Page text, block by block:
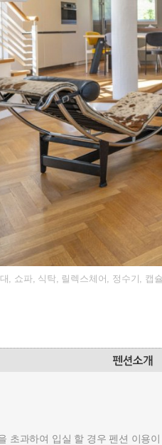
, 쇼파, 식탁, 릴렉스체어, 정수기, 캡
초과하여 입실 할 경우 펜션 이용